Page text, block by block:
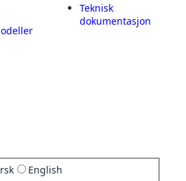
Teknisk
dokumentasjon
English